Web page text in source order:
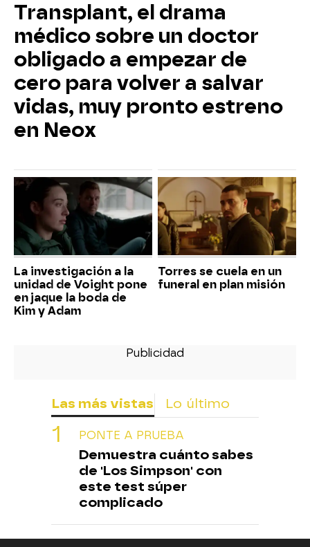
Transplant, el drama
médico sobre un doctor
obligado a empezar de
cero para volver a salvar
vidas, muy pronto estreno
en Neox
La investigación a la
unidad de Voight pone
en jaque la boda de
Kim y Adam
Torres se cuela en un
funeral en plan misión
Las más vistas Lo último
PONTE A PRUEBA
Demuestra cuánto sabes
de 'Los Simpson' con
este test súper
complicado